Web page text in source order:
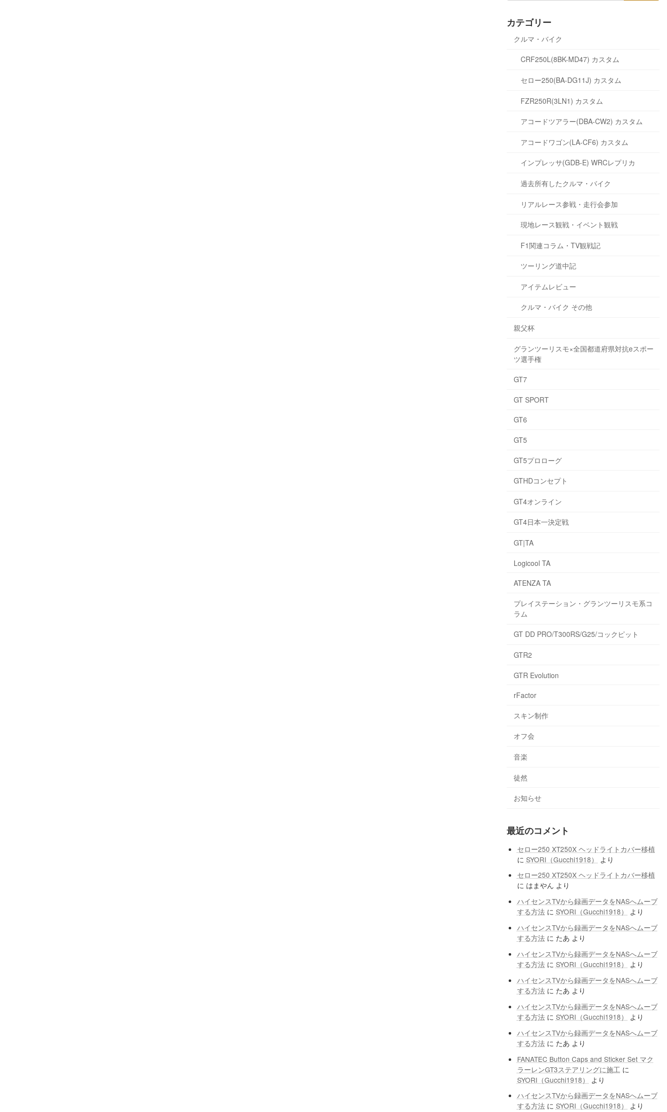
カテゴリー
クルマ・バイク
CRF250L(8BK-MD47) カスタム
セロー250(BA-DG11J) カスタム
FZR250R(3LN1) カスタム
アコードツアラー(DBA-CW2) カスタム
アコードワゴン(LA-CF6) カスタム
インプレッサ(GDB-E) WRCレプリカ
過去所有したクルマ・バイク
リアルレース参戦・走行会参加
現地レース観戦・イベント観戦
F1関連コラム・TV観戦記
ツーリング道中記
アイテムレビュー
クルマ・バイク その他
親父杯
グランツーリスモ×全国都道府県対抗eスポー
ツ選手権
GT7
GT SPORT
GT6
GT5
GT5プロローグ
GTHDコンセプト
GT4オンライン
GT4日本一決定戦
GT|TA
Logicool TA
ATENZA TA
プレイステーション・グランツーリスモ系コ
ラム
GT DD PRO/T300RS/G25/コックピット
GTR2
GTR Evolution
rFactor
スキン制作
オフ会
音楽
徒然
お知らせ
最近のコメント
セロー250 XT250X ヘッドライトカバー移植
に SYORI（Gucchi1918）
より
セロー250 XT250X ヘッドライトカバー移植
に はまやん より
ハイセンスTVから録画データをNASへムーブ
する方法に SYORI（Gucchi1918）
より
ハイセンスTVから録画データをNASへムーブ
する方法に たあ より
ハイセンスTVから録画データをNASへムーブ
する方法に SYORI（Gucchi1918）
より
ハイセンスTVから録画データをNASへムーブ
する方法に たあ より
ハイセンスTVから録画データをNASへムーブ
する方法に SYORI（Gucchi1918）
より
ハイセンスTVから録画データをNASへムーブ
する方法に たあ より
FANATEC Button Caps and Sticker Set マク
ラーレンGT3ステアリングに施工 に
SYORI（Gucchi1918）
より
ハイセンスTVから録画データをNASへムーブ
する方法に SYORI（Gucchi1918） より